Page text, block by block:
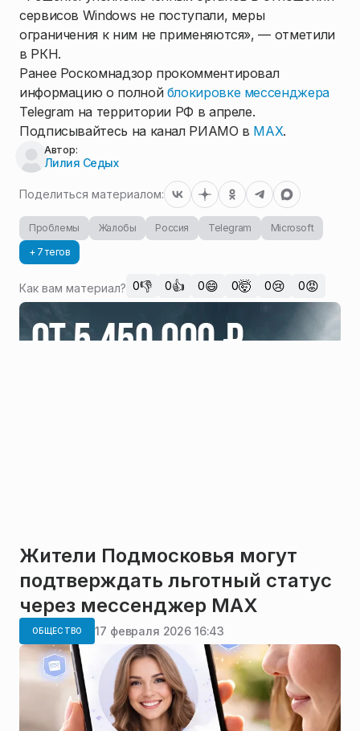
сервисов Windows не поступали, меры
ограничения к ним не применяются», — отметили
в РКН.
Ранее Роскомнадзор прокомментировал
информацию о полной блокировке мессенджера
Telegram на территории РФ в апреле.
Подписывайтесь на канал РИАМО в MAX.
Автор:
Лилия Седых
Поделиться материалом:
Проблемы Жалобы Россия Telegram
Microsoft
+ 7 тегов
Как вам материал? 0👎 0👍 0😄 0🤯 0😢 0😡
Жители Подмосковья могут
подтверждать льготный статус
через мессенджер MAX
ОБЩЕСТВО 17 февраля 2026 16:43